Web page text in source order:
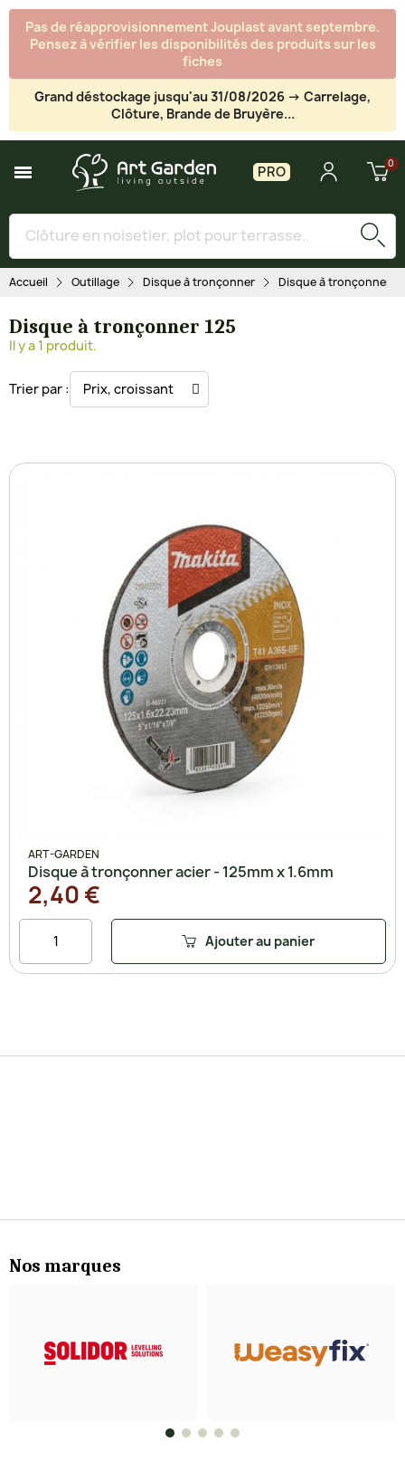
Pas de réapprovisionnement Jouplast avant septembre.
Pensez à vérifier les disponibilités des produits sur les
fiches
Grand déstockage jusqu'au 31/08/2026 -> Carrelage,
Clôture, Brande de Bruyère...
PRO
Accueil Outillage Disque à tronçonner Disque à tronçonner
Disque à tronçonner 125
Il y a 1 produit.
Trier par :
ART-GARDEN
Disque à tronçonner acier - 125mm x 1.6mm
2,40 €
Ajouter au panier
Nos marques